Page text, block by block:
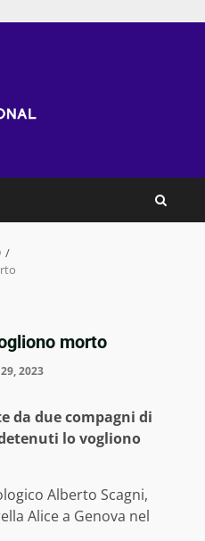
morto
2023
da due compagni di
lo vogliono
Alberto Scagni,
Alice a Genova nel